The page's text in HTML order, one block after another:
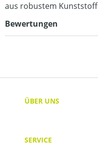
aus robustem
Bewertungen
ÜBER UNS
SERVICE